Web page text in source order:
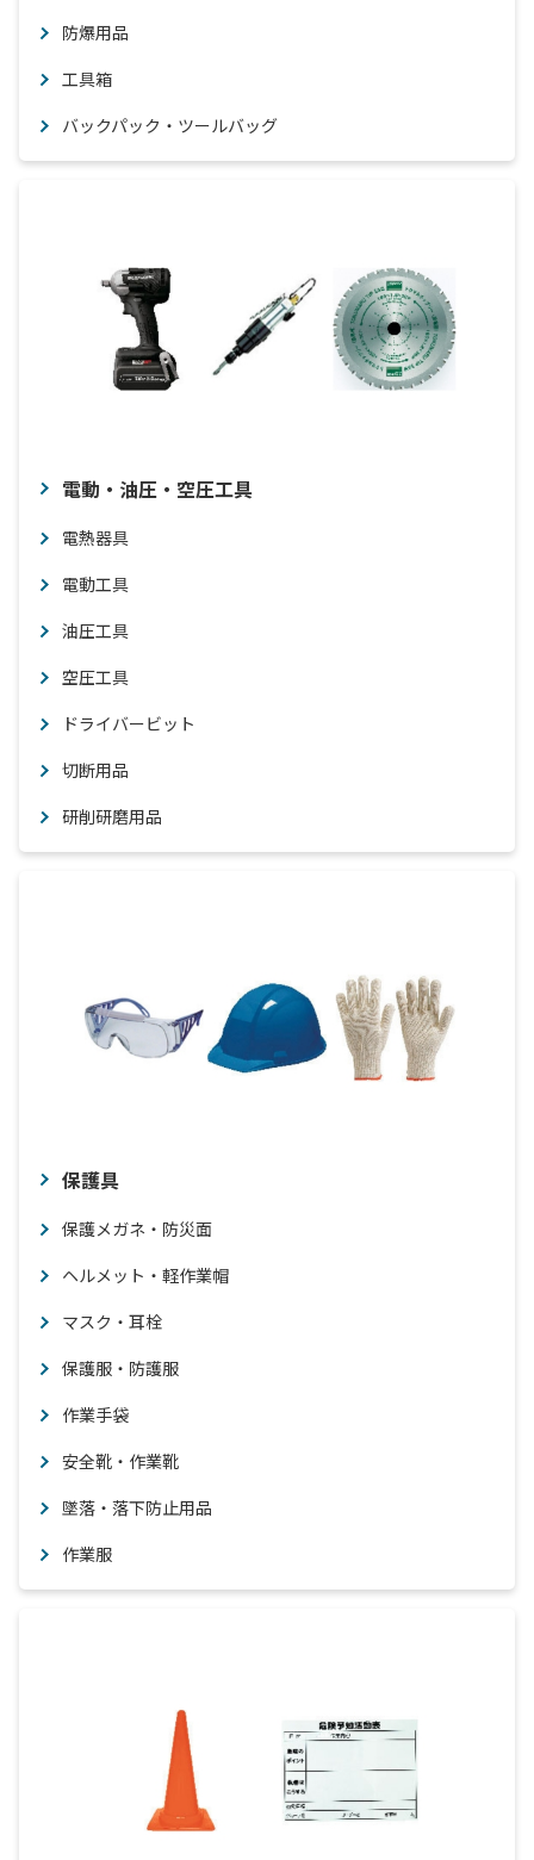
防爆用品
工具箱
バックパック・ツールバッグ
電動・油圧・空圧工具
電熱器具
電動工具
油圧工具
空圧工具
ドライバービット
切断用品
研削研磨用品
保護具
保護メガネ・防災面
ヘルメット・軽作業帽
マスク・耳栓
保護服・防護服
作業手袋
安全靴・作業靴
墜落・落下防止用品
作業服